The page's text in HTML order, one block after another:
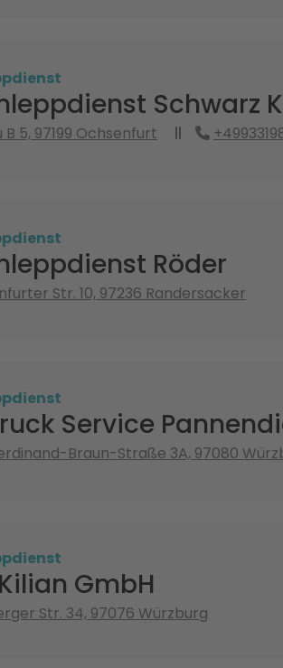
Schwarz
B 5, 97199 Ochsenfurt
Röder
Str. 10, 97236 Randersacker
Service
Braun-Straße 3A, 97080
GmbH
Str. 34, 97076 Würzburg